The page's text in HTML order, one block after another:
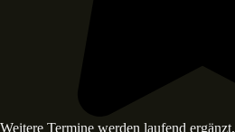
Weitere Termine werden laufend ergänzt.